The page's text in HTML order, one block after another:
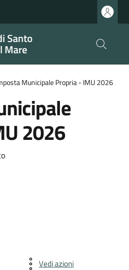
Santo
Mare
Municipale Propria - IMU 2026
2026
Vedi azioni